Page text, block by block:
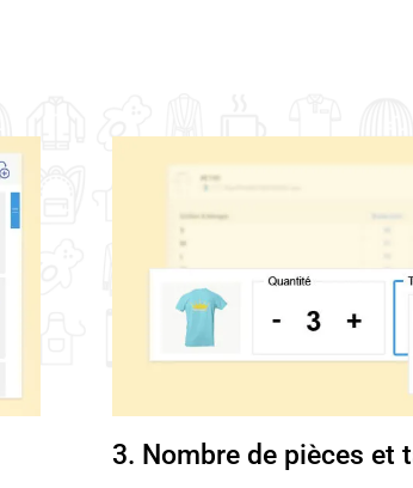
3. Nombre de pièces et